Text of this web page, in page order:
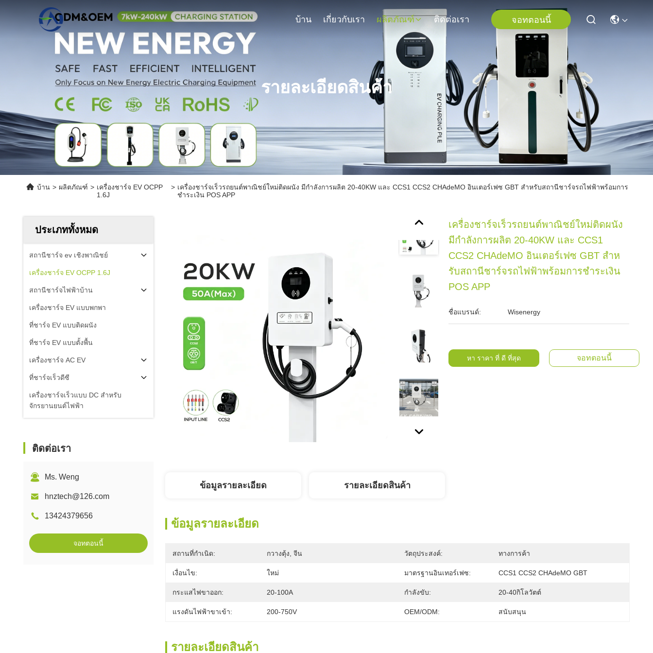
บ้าน เกี่ยวกับเรา ผลิตภัณฑ์ ติดต่อเรา จอทตอนนี้
รายละเอียดสินค้า
บ้าน > ผลิตภัณฑ์ > เครื่องชาร์จ EV OCPP
1.6J
> เครื่องชาร์จเร็วรถยนต์พาณิชย์ใหม่ติดผนัง มีกําลังการผลิต 20-40KW และ CCS1 CCS2 CHAdeMO อินเตอร์เฟซ GBT สําหรับสถานีชาร์จรถไฟฟ้าพร้อมการ
ชําระเงิน POS APP
ประเภททั้งหมด
สถานีชาร์จ ev เชิงพาณิชย์
เครื่องชาร์จ EV OCPP 1.6J
สถานีชาร์จไฟฟ้าบ้าน
เครื่องชาร์จ EV แบบพกพา
ที่ชาร์จ EV แบบติดผนัง
ที่ชาร์จ EV แบบตั้งพื้น
เครื่องชาร์จ AC EV
ที่ชาร์จเร็วดีซี
เครื่องชาร์จเร็วแบบ DC สําหรับ
จักรยานยนต์ไฟฟ้า
ติดต่อเรา
Ms. Weng
hnztech@126.com
13424379656
จอทตอนนี้
เครื่องชาร์จเร็วรถยนต์พาณิชย์ใหม่ติดผนัง
มีกําลังการผลิต 20-40KW และ CCS1
CCS2 CHAdeMO อินเตอร์เฟซ GBT สําห
รับสถานีชาร์จรถไฟฟ้าพร้อมการชําระเงิน
POS APP
ชื่อแบรนด์: Wisenergy
หา ราคา ที่ ดี ที่สุด จอทตอนนี้
ข้อมูลรายละเอียด รายละเอียดสินค้า
ข้อมูลรายละเอียด
สถานที่กำเนิด: กวางตุ้ง, จีน วัตถุประสงค์: ทางการค้า
เงื่อนไข: ใหม่ มาตรฐานอินเทอร์เฟซ: CCS1 CCS2 CHAdeMO GBT
กระแสไฟขาออก: 20-100A กำลังขับ: 20-40กิโลวัตต์
แรงดันไฟฟ้าขาเข้า: 200-750V OEM/ODM: สนับสนุน
รายละเอียดสินค้า